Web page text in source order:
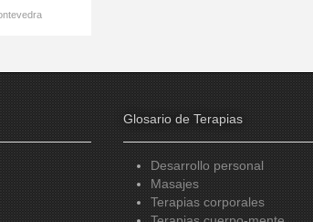
Glosario de Terapias
Desarrollo personal
Masajes
Terapias corporales